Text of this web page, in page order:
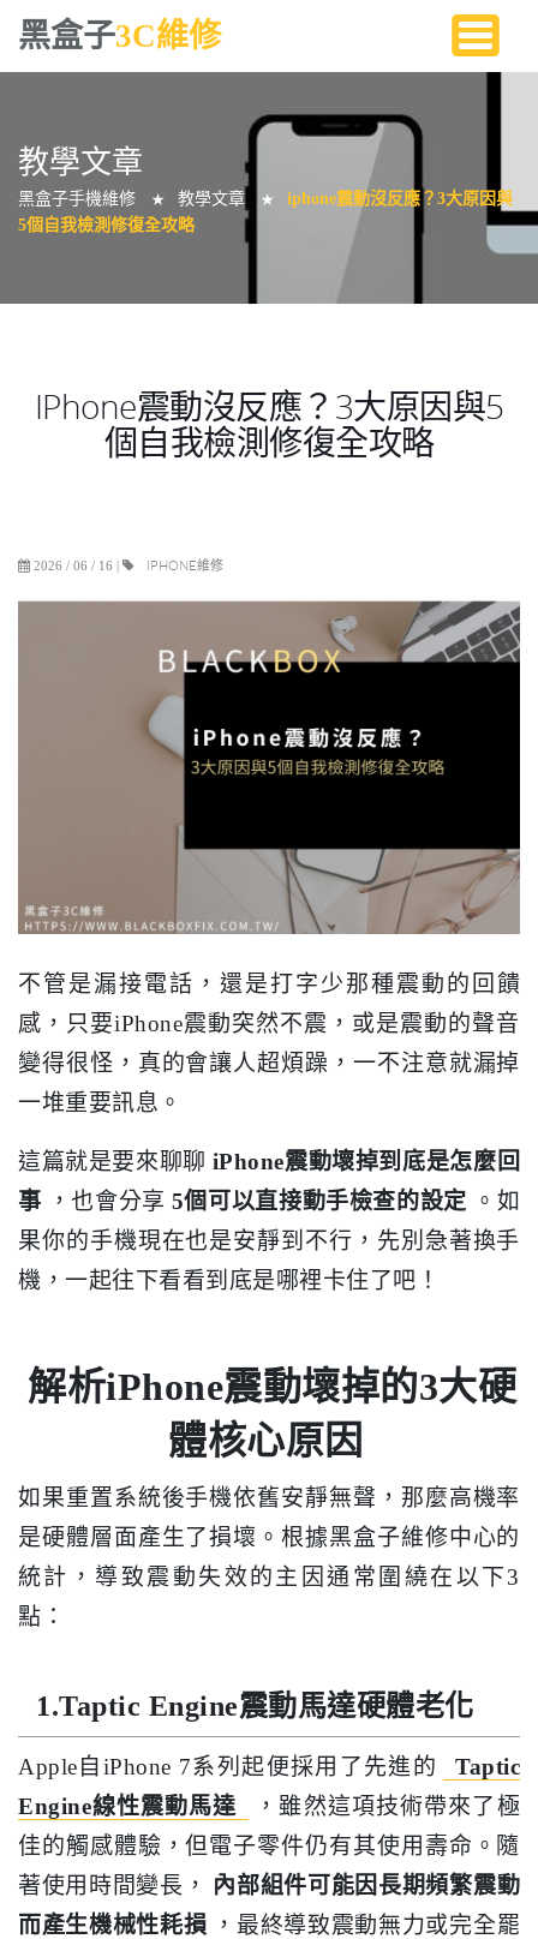
黑盒子3C維修
教學文章
黑盒子手機維修 ★ 教學文章 ★
iphone震動沒反應？3大原因與
5個自我檢測修復全攻略
IPhone震動沒反應？3大原因與5
個自我檢測修復全攻略
2026 / 06 / 16 | IPHONE維修
不管是漏接電話，還是打字少那種震動的回饋
感，只要iPhone震動突然不震，或是震動的聲音
變得很怪，真的會讓人超煩躁，一不注意就漏掉
一堆重要訊息。
這篇就是要來聊聊 iPhone震動壞掉到底是怎麼回
事
，也會分享 5個可以直接動手檢查的設定 。如
果你的手機現在也是安靜到不行，先別急著換手
機，一起往下看看到底是哪裡卡住了吧！
解析iPhone震動壞掉的3大硬
體核心原因
如果重置系統後手機依舊安靜無聲，那麼高機率
是硬體層面產生了損壞。根據黑盒子維修中心的
統計，導致震動失效的主因通常圍繞在以下3
點：
1.Taptic Engine震動馬達硬體老化
Apple自iPhone 7系列起便採用了先進的
Taptic
Engine線性震動馬達
，雖然這項技術帶來了極
佳的觸感體驗，但電子零件仍有其使用壽命。隨
著使用時間變長，
內部組件可能因長期頻繁震動
而產生機械性耗損 ，最終導致震動無力或完全罷